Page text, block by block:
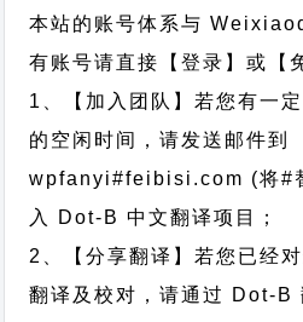
本站的账号体系与
有账号请直接【登录】或【
1、【加入团队】若您有一
的空闲时间，请发送邮件到
wpfanyi#feibisi.com (将#
入 Dot-B 中文翻译项目；
2、【分享翻译】若您已经
翻译及校对，请通过 Dot-B